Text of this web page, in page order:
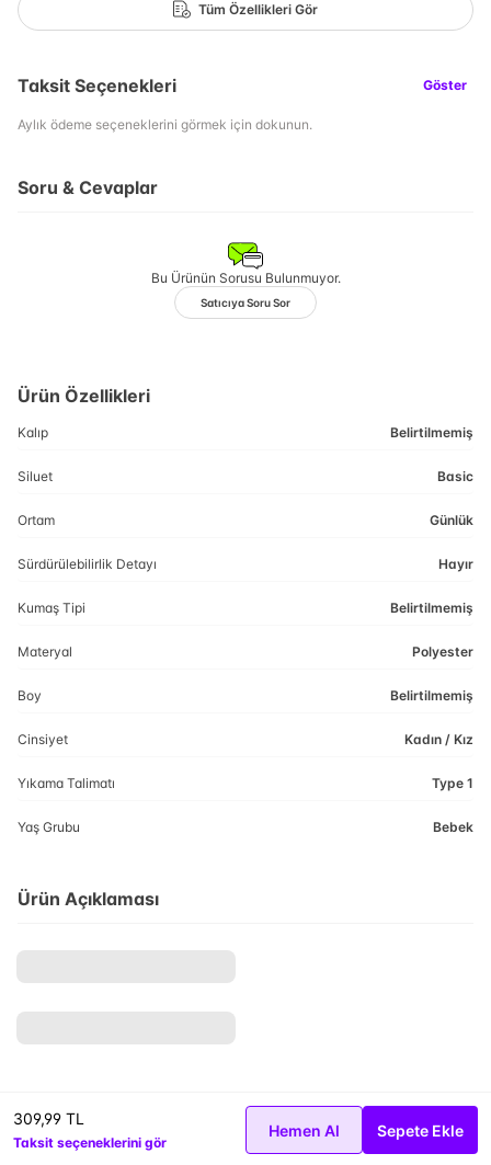
Tüm Özellikleri Gör
Taksit Seçenekleri Göster
Aylık ödeme seçeneklerini görmek için dokunun.
Soru & Cevaplar
Bu Ürünün Sorusu Bulunmuyor.
Satıcıya Soru Sor
309,99 TL
Taksit seçeneklerini gör
Hemen Al Sepete Ekle
Ürün Özellikleri
Kalıp Belirtilmemiş
Siluet Basic
Ortam Günlük
Sürdürülebilirlik Detayı Hayır
Kumaş Tipi Belirtilmemiş
Materyal Polyester
Boy Belirtilmemiş
Cinsiyet Kadın / Kız
Yıkama Talimatı Type 1
Yaş Grubu Bebek
Ürün Açıklaması